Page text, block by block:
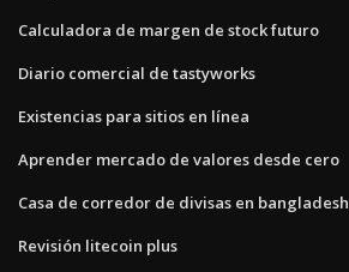
Calculadora de margen de stock futuro
Diario comercial de tastyworks
Existencias para sitios en línea
Aprender mercado de valores desde cero
Casa de corredor de divisas en bangladesh
Revisión litecoin plus